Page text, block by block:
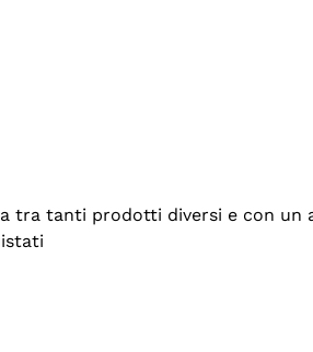
tanti prodotti diversi e con un